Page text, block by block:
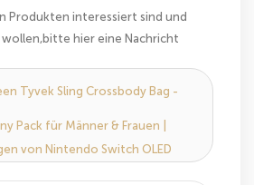
Produkten interessiert sind und
wollen,bitte hier eine Nachricht
Tyvek Sling Crossbody Bag -
Pack für Männer & Frauen |
von Nintendo Switch OLED